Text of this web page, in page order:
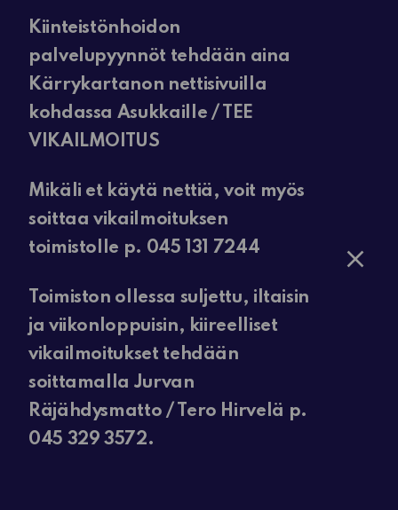
Kiinteistönhoidon
palvelupyynnöt tehdään aina
Kärrykartanon nettisivuilla
kohdassa Asukkaille / TEE
VIKAILMOITUS
Mikäli et käytä nettiä, voit myös
soittaa vikailmoituksen
toimistolle p. 045 131 7244
Toimiston ollessa suljettu, iltaisin
ja viikonloppuisin, kiireelliset
vikailmoitukset tehdään
soittamalla Jurvan
Räjähdysmatto / Tero Hirvelä p.
045 329 3572.